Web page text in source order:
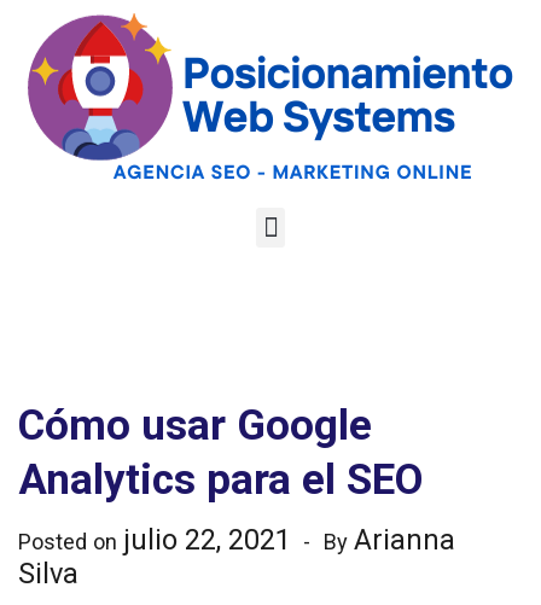
Cómo usar Google
Analytics para el SEO
Posted on julio 22, 2021 By Arianna
Silva
Optimiza tu web
para las AI
Google
Overviews y los
LLMs
Analiza tu web gratis